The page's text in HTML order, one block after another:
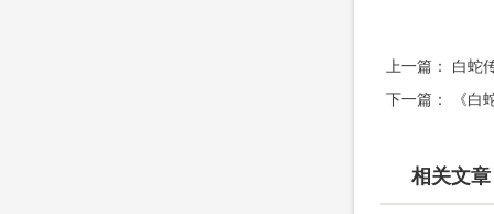
上一篇： 白蛇
下一篇：
《白
相关文章